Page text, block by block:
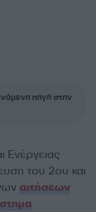
πηγή στην
Ενέργειας
του 2ου και
αιτήσεων